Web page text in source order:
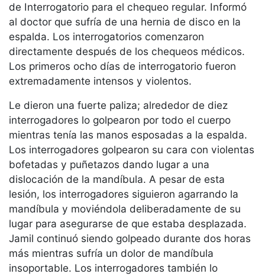
de Interrogatorio para el chequeo regular. Informó
al doctor que sufría de una hernia de disco en la
espalda. Los interrogatorios comenzaron
directamente después de los chequeos médicos.
Los primeros ocho días de interrogatorio fueron
extremadamente intensos y violentos.
Le dieron una fuerte paliza; alrededor de diez
interrogadores lo golpearon por todo el cuerpo
mientras tenía las manos esposadas a la espalda.
Los interrogadores golpearon su cara con violentas
bofetadas y puñetazos dando lugar a una
dislocación de la mandíbula. A pesar de esta
lesión, los interrogadores siguieron agarrando la
mandíbula y moviéndola deliberadamente de su
lugar para asegurarse de que estaba desplazada.
Jamil continuó siendo golpeado durante dos horas
más mientras sufría un dolor de mandíbula
insoportable. Los interrogadores también lo